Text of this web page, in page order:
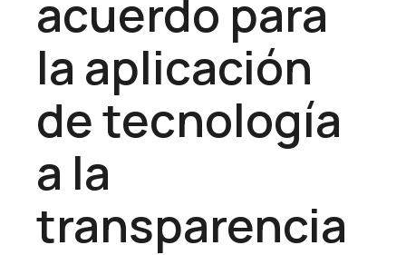
acuerdo para
la aplicación
de tecnología
a la
transparencia